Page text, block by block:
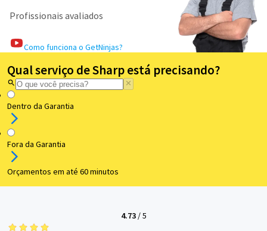
Profissionais avaliados
Como funciona o GetNinjas?
Qual serviço de Sharp está precisando?
Dentro da Garantia
Fora da Garantia
Orçamentos em até 60 minutos
4.73/5